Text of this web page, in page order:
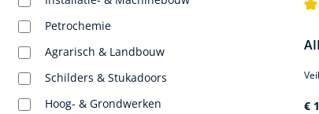
Petrochemie
Agrarisch & Landbouw
Schilders & Stukadoors
Hoog- & Grondwerken
€